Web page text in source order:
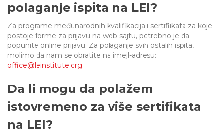
polaganje ispita na LEI?
Za programe međunarodnih kvalifikacija i sertifiikata za koje
postoje forme za prijavu na web sajtu, potrebno je da
popunite online prijavu. Za polaganje svih ostalih ispita,
molimo da nam se obratite na imejl-adresu:
office@leinstitute.org.
Da li mogu da polažem
istovremeno za više sertifikata
na LEI?